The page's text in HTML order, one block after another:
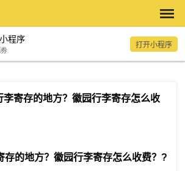
程序
打开小程序
李寄存的地方？徽园行李寄存怎么收
的地方？徽园行李寄存怎么收费？ ?